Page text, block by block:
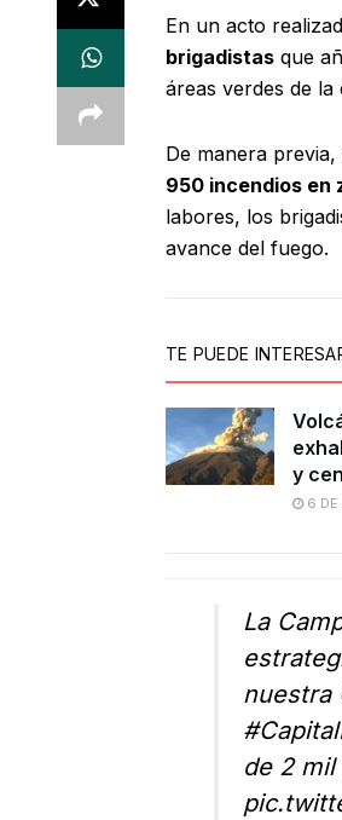
En un acto
brigadistas que
áreas verdes de la
De manera
950 incendios en
labores, los
avance del fuego.
TE PUEDE
y
6 DE
La
nuestra
de 2